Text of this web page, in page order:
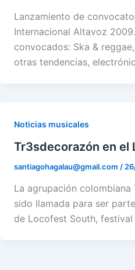
Lanzamiento de
Internacional Altavoz
convocados: Ska &
otras tendencias,
Noticias musicales
Tr3sdecorazón en el
santiagohagalau@gmail.com /
La agrupación colombiana
sido llamada para ser
de Locofest South,